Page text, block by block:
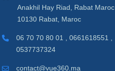
Anakhil Hay Riad, Rabat Maroc
10130 Rabat, Maroc
06 70 70 80 01 , 0661618551 ,
0537737324
contact@vue360.ma